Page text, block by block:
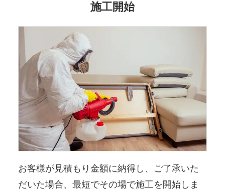
施工開始
お客様が見積もり金額に納得し、ご了承いた
だいた場合、最短でその場で施工を開始しま